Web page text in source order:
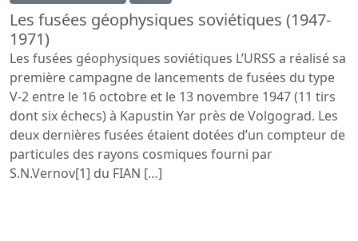
Les fusées géophysiques soviétiques (1947-
1971)
Les fusées géophysiques soviétiques L’URSS a réalisé sa
première campagne de lancements de fusées du type
V-2 entre le 16 octobre et le 13 novembre 1947 (11 tirs
dont six échecs) à Kapustin Yar près de Volgograd. Les
deux dernières fusées étaient dotées d’un compteur de
particules des rayons cosmiques fourni par
S.N.Vernov[1] du FIAN […]